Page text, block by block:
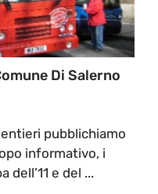
Di Salerno
pubblichiamo
informativo, i
e del ...